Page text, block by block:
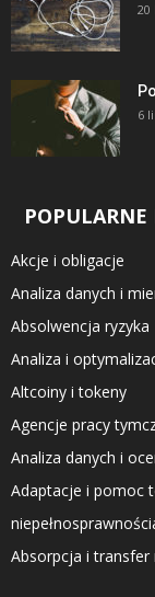
20
6
POPULARNE
Akcje i obligacje
Analiza danych i
Absolwencja ryzyka
Analiza i
Altcoiny i tokeny
Agencje pracy
Analiza danych i
Adaptacje i pomoc
Absorpcja i transfer